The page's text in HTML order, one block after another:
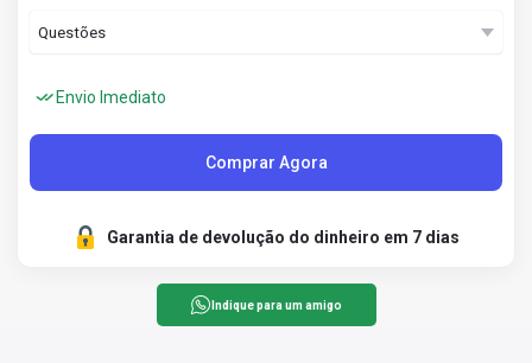
Envio Imediato
Comprar Agora
Garantia de devolução do dinheiro em 7 dias
Indique para um amigo